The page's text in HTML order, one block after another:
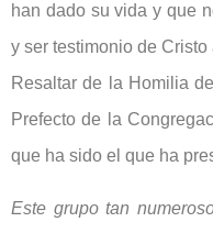
han dado su vida y que
y ser testimonio de Cristo
Resaltar de la Homilia
Prefecto de la
que ha sido el que ha
Este grupo tan